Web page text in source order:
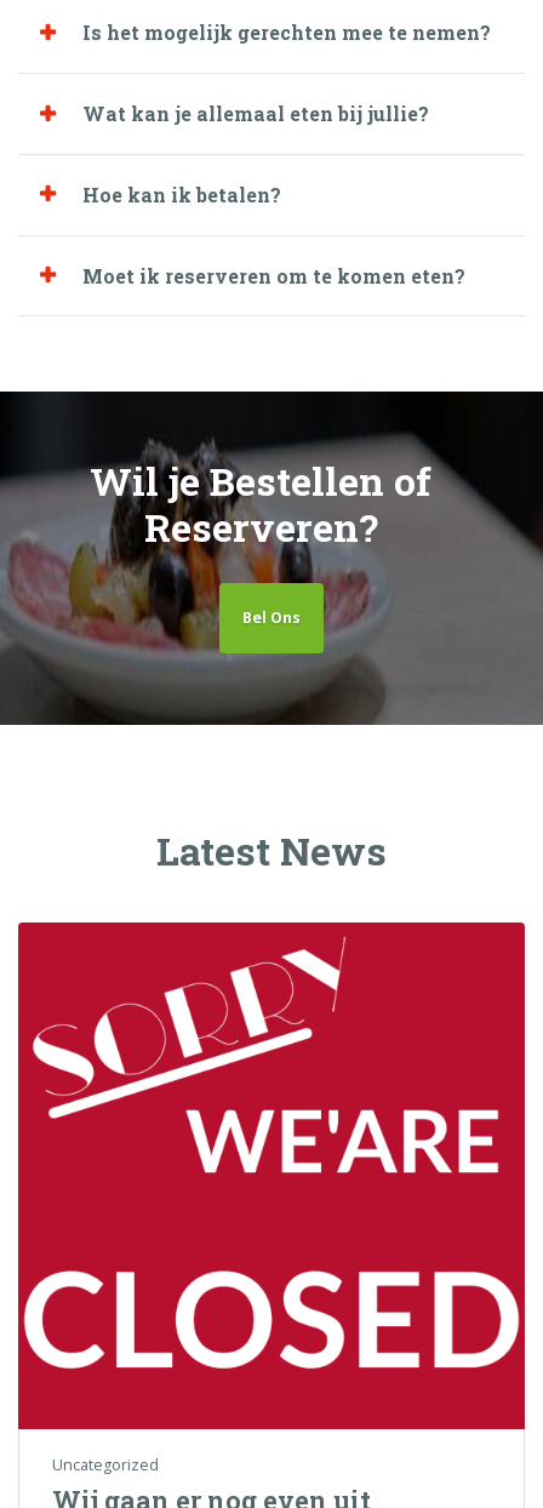
Is het mogelijk gerechten mee te nemen?
Wat kan je allemaal eten bij jullie?
Hoe kan ik betalen?
Moet ik reserveren om te komen eten?
Wil je Bestellen of
Reserveren?
Bel Ons
Latest News
Uncategorized
Wij gaan er nog even uit